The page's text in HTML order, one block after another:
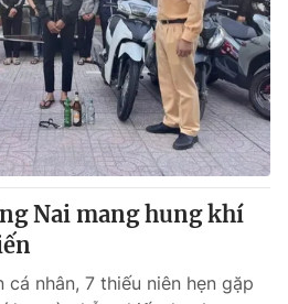
Nai mang hung khí
cá nhân, 7 thiếu niên hẹn gặp